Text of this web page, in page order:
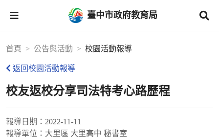
臺中市政府教育局
首頁 公告與活動 校園活動報導
返回校園活動報導
校友返校分享司法特考心路歷程
報導日期： 2022-11-11
報導單位： 大里區 大里高中 秘書室